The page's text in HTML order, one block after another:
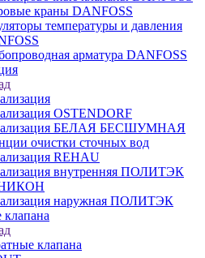
краны DANFOSS
температуры и давления
арматура DANFOSS
OSTENDORF
БЕЛАЯ БЕСШУМНАЯ
очистки сточных вод
REHAU
внутренняя ПОЛИТЭК
наружная ПОЛИТЭК
клапана